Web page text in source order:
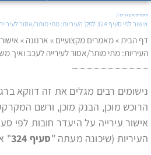
מאמרים מקצועיים //
אישור לפי סעיף 324 לפק' העיריות: מתי מותר/אסור לעירייה לעכב ואיך משתחררים
דף הבית »מאמרים מקצועיים » ארנונה »
העיריות: מתי מותר/אסור לעירייה לעכב ואיך
נישומים רבים מגלים את זה דווקא
הרוכש מוכן, הבנק מוכן, ורשם
העיריות (שיכונה מעתה "סעיף 324 "